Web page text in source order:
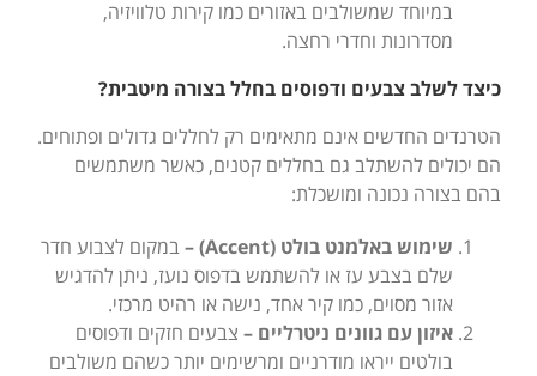
במיוחד שמשולבים באזורים כמו קירות טלוויזיה,
מסדרונות וחדרי רחצה.
כיצד לשלב צבעים ודפוסים בחלל בצורה מיטבית?
הטרנדים החדשים אינם מתאימים רק לחללים גדולים ופתוחים.
הם יכולים להשתלב גם בחללים קטנים, כאשר משתמשים
בהם בצורה נכונה ומושכלת:
שימוש באלמנט בולט (Accent) –
במקום לצבוע חדר
שלם בצבע עז או להשתמש בדפוס נועז, ניתן להדגיש
אזור מסוים, כמו קיר אחד, נישה או רהיט מרכזי.
איזון עם גוונים ניטרליים – צבעים חזקים ודפוסים
בולטים ייראו מודרניים ומרשימים יותר כשהם משולבים